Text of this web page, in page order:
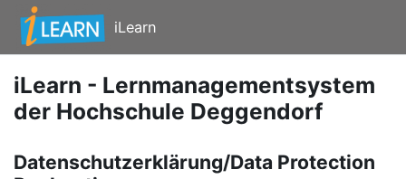
Zum Hauptinhalt
iLearn
iLearn - Lernmanagementsystem
der Hochschule Deggendorf
Datenschutzerklärung/Data Protection